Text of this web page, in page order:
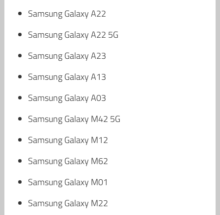
Samsung Galaxy A22
Samsung Galaxy A22 5G
Samsung Galaxy A23
Samsung Galaxy A13
Samsung Galaxy A03
Samsung Galaxy M42 5G
Samsung Galaxy M12
Samsung Galaxy M62
Samsung Galaxy M01
Samsung Galaxy M22